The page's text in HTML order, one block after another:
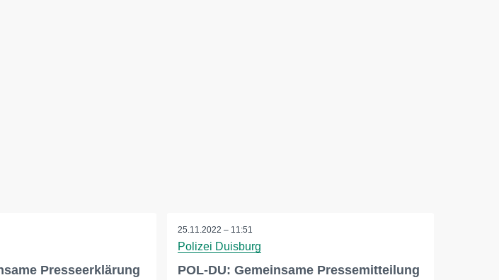
Presseerklärung
25.11.2022 – 11:51
Polizei Duisburg
POL-DU: Gemeinsame Pressemitteilung